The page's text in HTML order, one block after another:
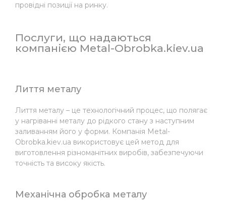
провідні позиції на ринку.
Послуги, що надаються
компанією Metal-Obrobka.kiev.ua
Лиття металу
Лиття металу – це технологічний процес, що полягає
у нагріванні металу до рідкого стану з наступним
заливанням його у форми. Компанія Metal-
Obrobka.kiev.ua використовує цей метод для
виготовлення різноманітних виробів, забезпечуючи
точність та високу якість.
Механічна обробка металу